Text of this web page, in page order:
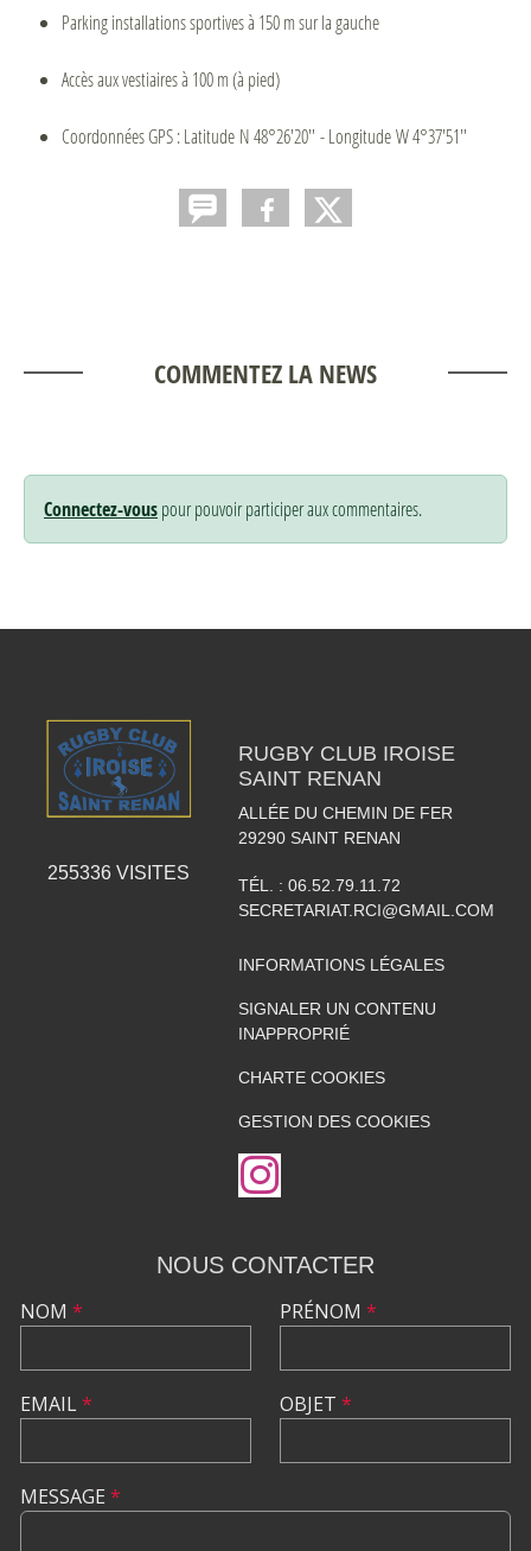
Parking installations sportives à 150 m sur la gauche
Accès aux vestiaires à 100 m (à pied)
Coordonnées GPS : Latitude N 48°26'20'' - Longitude W 4°37'51''
COMMENTEZ LA NEWS
Connectez-vouspour pouvoir participer aux commentaires.
255336 VISITES
RUGBY CLUB IROISE
SAINT RENAN
ALLÉE DU CHEMIN DE FER
29290 SAINT RENAN
TÉL. : 06.52.79.11.72
SECRETARIAT.RCI@GMAIL.COM
INFORMATIONS LÉGALES
SIGNALER UN CONTENU
INAPPROPRIÉ
CHARTE COOKIES
GESTION DES COOKIES
NOUS CONTACTER
NOM *
EMAIL*
PRÉNOM *
OBJET *
MESSAGE *